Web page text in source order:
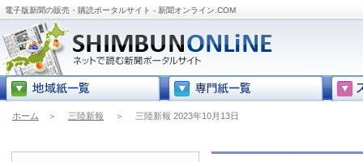
電子版新聞の販売・購読ポータルサイト - 新聞オンライン.COM
ホーム ＞ 三陸新報 ＞ 三陸新報 2023年10月13日